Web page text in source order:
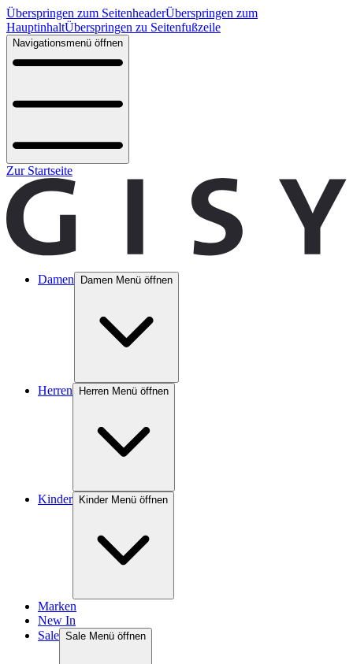
Überspringen zum SeitenheaderÜberspringen zum
HauptinhaltÜberspringen zu Seitenfußzeile
Navigationsmenü öffnen
Zur Startseite
Damen Damen Menü öffnen
Herren Herren Menü öffnen
Kinder Kinder Menü öffnen
Marken
New In
Sale Sale Menü öffnen